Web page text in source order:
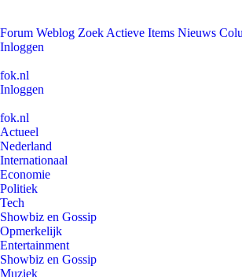
Forum Weblog Zoek Actieve Items Nieuws
Inloggen
fok.nl
Inloggen
fok.nl
Actueel
Nederland
Internationaal
Economie
Politiek
Tech
Showbiz en Gossip
Opmerkelijk
Entertainment
Showbiz en Gossip
Muziek